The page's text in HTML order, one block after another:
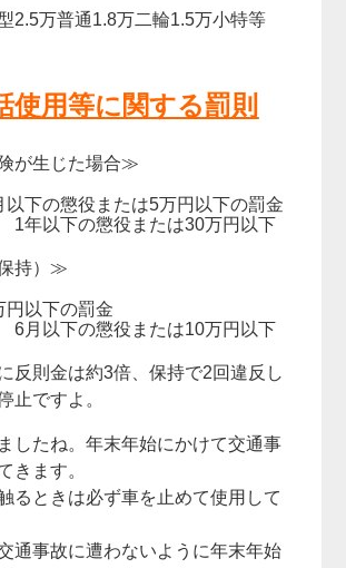
2.5万普通1.8万二輪1.5万小特等
使用等に関する罰則
が生じた場合≫
下の懲役または5万円以下の罰金
以下の懲役または30万円以下
持）≫
以下の罰金
以下の懲役または10万円以下
反則金は約3倍、保持で2回違反し
止ですよ。
したね。年末年始にかけて交通事
きます。
るときは必ず車を止めて使用して
通事故に遭わないように年末年始